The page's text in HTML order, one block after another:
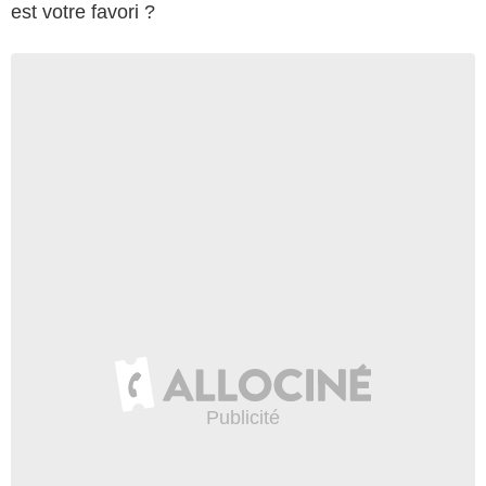
est votre favori ?